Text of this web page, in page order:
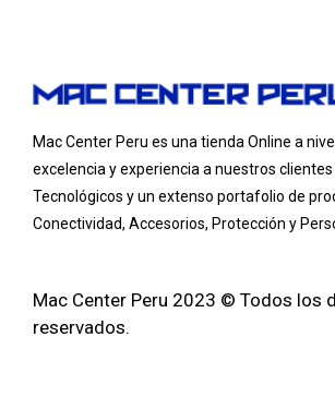
Mac Center Peru es una tienda Online a
excelencia y experiencia a nuestros
Tecnológicos y un extenso portafolio de
Conectividad, Accesorios, Protección y
Mac Center Peru 2023 © Todos los
reservados.